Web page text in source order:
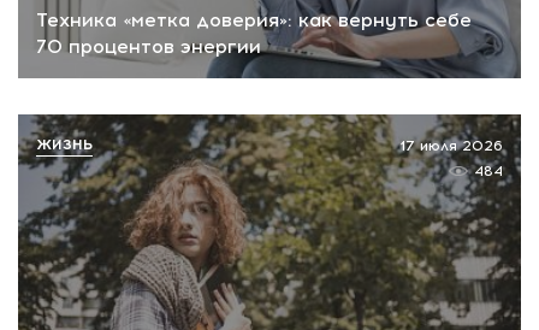
Техника «метка доверия»: как вернуть себе
70 процентов энергии
17 июля 2026
484
ЖИЗНЬ